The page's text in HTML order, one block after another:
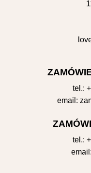
tel.:
email:
tel.:
email: